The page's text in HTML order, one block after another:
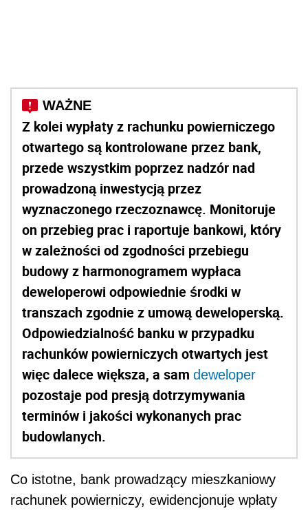
Z kolei wypłaty z rachunku powierniczego
otwartego są kontrolowane przez bank,
przede wszystkim poprzez nadzór nad
prowadzoną inwestycją przez
wyznaczonego rzeczoznawcę. Monitoruje
on przebieg prac i raportuje bankowi, który
w zależności od zgodności przebiegu
budowy z harmonogramem wypłaca
deweloperowi odpowiednie środki w
transzach zgodnie z umową deweloperską.
Odpowiedzialność banku w przypadku
rachunków powierniczych otwartych jest
więc dalece większa, a sam deweloper
pozostaje pod presją dotrzymywania
terminów i jakości wykonanych prac
budowlanych.
Co istotne, bank prowadzący mieszkaniowy
rachunek powierniczy, ewidencjonuje wpłaty